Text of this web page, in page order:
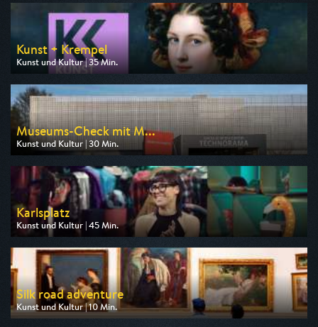
am 08.08.2026, 20:15
Kunst + Krempel
Kunst und Kultur | 35 Min.
Ausgestrahlt von 3sat
am 08.08.2026, 14:30
Museums-Check mit M...
Kunst und Kultur | 30 Min.
Ausgestrahlt von 3sat
am 09.08.2026, 18:30
Karlsplatz
Kunst und Kultur | 45 Min.
Ausgestrahlt von 3sat
am 08.08.2026, 06:10
Silk road adventure
Kunst und Kultur | 10 Min.
Ausgestrahlt von Euronews